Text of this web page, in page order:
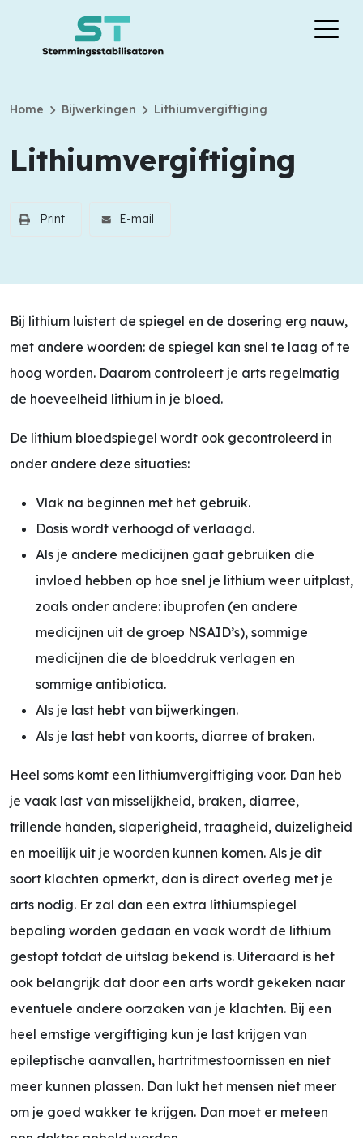
Home chevron_right Bijwerkingen chevron_right Lithiumvergiftiging
Lithiumvergiftiging
Print E-mail
Bij lithium luistert de spiegel en de dosering erg nauw,
met andere woorden: de spiegel kan snel te laag of te
hoog worden. Daarom controleert je arts regelmatig
de hoeveelheid lithium in je bloed.
De lithium bloedspiegel wordt ook gecontroleerd in
onder andere deze situaties:
Vlak na beginnen met het gebruik.
Dosis wordt verhoogd of verlaagd.
Als je andere medicijnen gaat gebruiken die
invloed hebben op hoe snel je lithium weer uitplast,
zoals onder andere: ibuprofen (en andere
medicijnen uit de groep NSAID’s), sommige
medicijnen die de bloeddruk verlagen en
sommige antibiotica.
Als je last hebt van bijwerkingen.
Als je last hebt van koorts, diarree of braken.
Heel soms komt een lithiumvergiftiging voor. Dan heb
je vaak last van misselijkheid, braken, diarree,
trillende handen, slaperigheid, traagheid, duizeligheid
en moeilijk uit je woorden kunnen komen. Als je dit
soort klachten opmerkt, dan is direct overleg met je
arts nodig. Er zal dan een extra lithiumspiegel
bepaling worden gedaan en vaak wordt de lithium
gestopt totdat de uitslag bekend is. Uiteraard is het
ook belangrijk dat door een arts wordt gekeken naar
eventuele andere oorzaken van je klachten. Bij een
heel ernstige vergiftiging kun je last krijgen van
epileptische aanvallen, hartritmestoornissen en niet
meer kunnen plassen. Dan lukt het mensen niet meer
om je goed wakker te krijgen. Dan moet er meteen